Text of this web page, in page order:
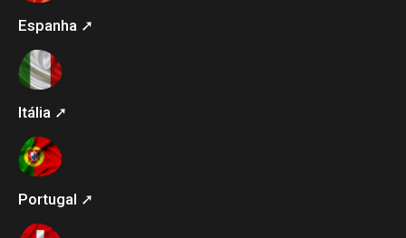
Espanha ➚
Itália ➚
Portugal ➚